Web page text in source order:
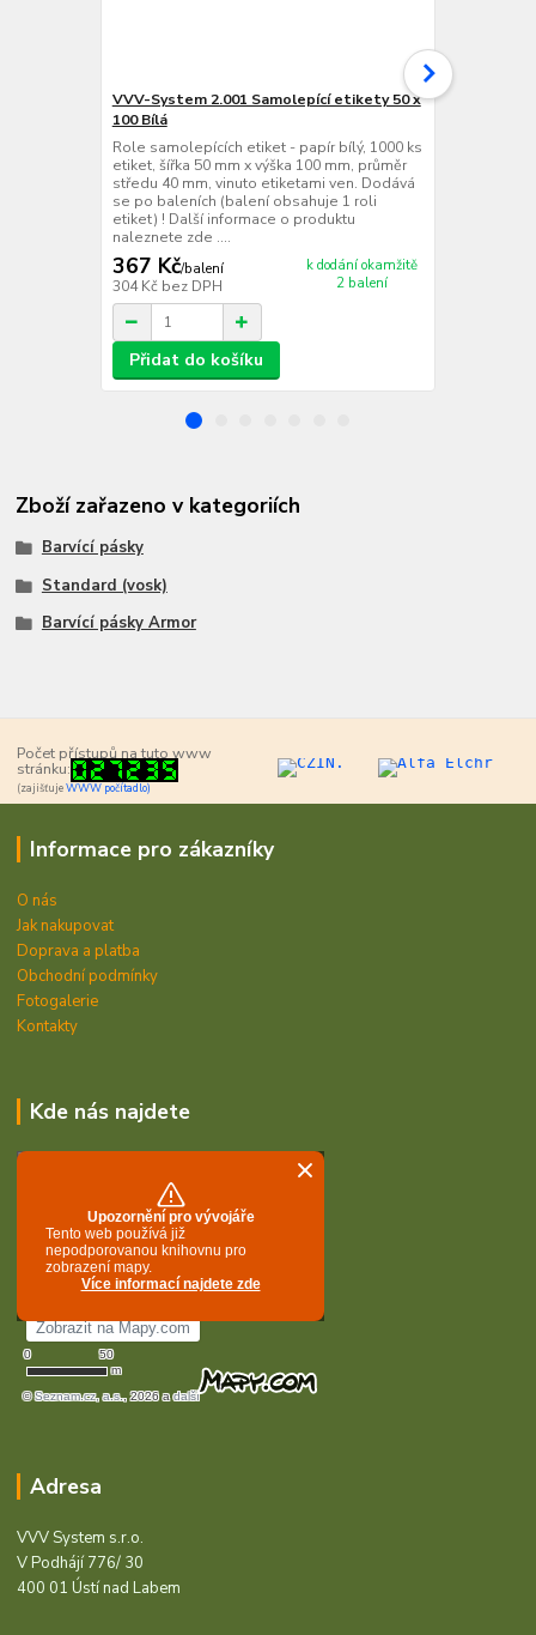
VVV-System 2.001 Samolepící etikety 50 x
100 Bílá
Role samolepících etiket - papír bílý, 1000 ks
etiket, šířka 50 mm x výška 100 mm, průměr
středu 40 mm, vinuto etiketami ven. Dodává
se po baleních (balení obsahuje 1 roli
etiket) ! Další informace o produktu
naleznete zde ....
367 Kč/balení
304 Kč bez DPH
k dodání okamžitě
2 balení
Přidat do košíku
Zboží zařazeno v kategoriích
Barvící pásky
Standard (vosk)
Barvící pásky Armor
Počet přístupů na tuto www
stránku:
(zajišťujeWWW počítadlo)
Informace pro zákazníky
O nás
Jak nakupovat
Doprava a platba
Obchodní podmínky
Fotogalerie
Kontakty
Kde nás najdete
Adresa
VVV System s.r.o.
V Podhájí 776/ 30
400 01 Ústí nad Labem